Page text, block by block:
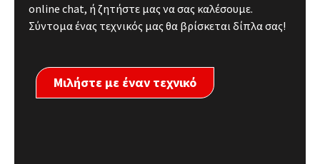
online chat, ή ζητήστε μας να σας καλέσουμε.
Σύντομα ένας τεχνικός μας θα βρίσκεται δίπλα σας!
Μιλήστε με έναν τεχνικό